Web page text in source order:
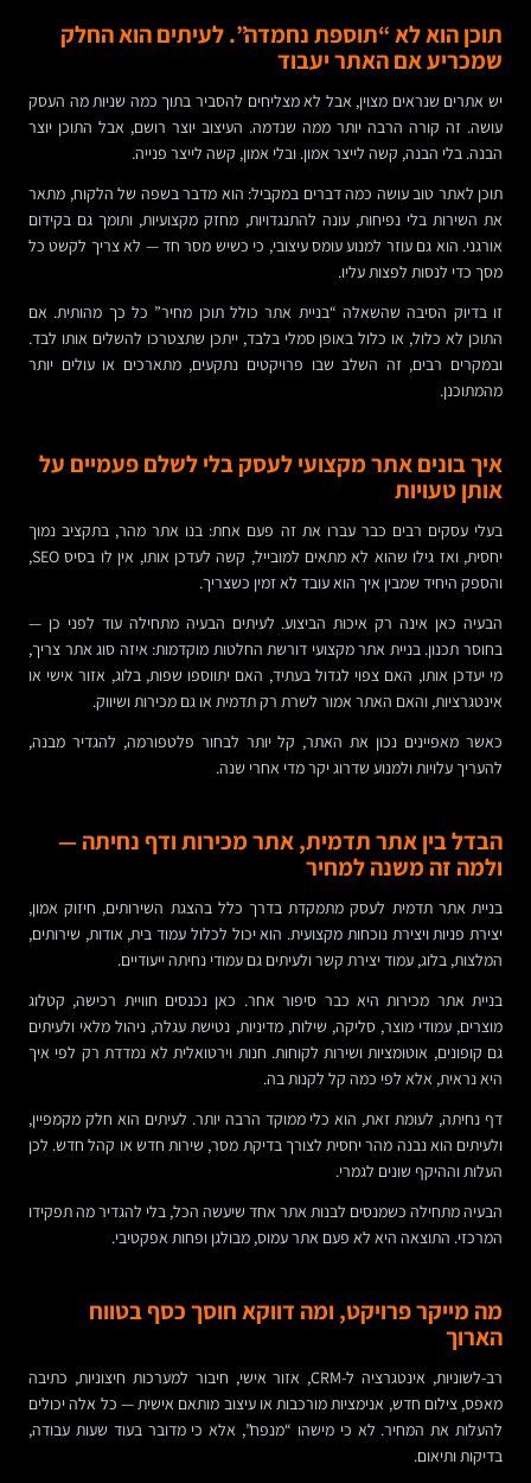
תוכן הוא לא “תוספת נחמדה”. לעיתים הוא החלק
שמכריע אם האתר יעבוד
יש אתרים שנראים מצוין, אבל לא מצליחים להסביר בתוך כמה שניות מה העסק
עושה. זה קורה הרבה יותר ממה שנדמה. העיצוב יוצר רושם, אבל התוכן יוצר
הבנה. בלי הבנה, קשה לייצר אמון. ובלי אמון, קשה לייצר פנייה.
תוכן לאתר טוב עושה כמה דברים במקביל: הוא מדבר בשפה של הלקוח, מתאר
את השירות בלי נפיחות, עונה להתנגדויות, מחזק מקצועיות, ותומך גם בקידום
אורגני. הוא גם עוזר למנוע עומס עיצובי, כי כשיש מסר חד — לא צריך לקשט כל
מסך כדי לנסות לפצות עליו.
זו בדיוק הסיבה שהשאלה “בניית אתר כולל תוכן מחיר” כל כך מהותית. אם
התוכן לא כלול, או כלול באופן סמלי בלבד, ייתכן שתצטרכו להשלים אותו לבד.
ובמקרים רבים, זה השלב שבו פרויקטים נתקעים, מתארכים או עולים יותר
מהמתוכנן.
איך בונים אתר מקצועי לעסק בלי לשלם פעמיים על
אותן טעויות
בעלי עסקים רבים כבר עברו את זה פעם אחת: בנו אתר מהר, בתקציב נמוך
יחסית, ואז גילו שהוא לא מתאים למובייל, קשה לעדכן אותו, אין לו בסיס SEO,
והספק היחיד שמבין איך הוא עובד לא זמין כשצריך.
הבעיה כאן אינה רק איכות הביצוע. לעיתים הבעיה מתחילה עוד לפני כן —
בחוסר תכנון. בניית אתר מקצועי דורשת החלטות מוקדמות: איזה סוג אתר צריך,
מי יעדכן אותו, האם צפוי לגדול בעתיד, האם יתווספו שפות, בלוג, אזור אישי או
אינטגרציות, והאם האתר אמור לשרת רק תדמית או גם מכירות ושיווק.
כאשר מאפיינים נכון את האתר, קל יותר לבחור פלטפורמה, להגדיר מבנה,
להעריך עלויות ולמנוע שדרוג יקר מדי אחרי שנה.
הבדל בין אתר תדמית, אתר מכירות ודף נחיתה —
ולמה זה משנה למחיר
בניית אתר תדמית לעסק מתמקדת בדרך כלל בהצגת השירותים, חיזוק אמון,
יצירת פניות ויצירת נוכחות מקצועית. הוא יכול לכלול עמוד בית, אודות, שירותים,
המלצות, בלוג, עמוד יצירת קשר ולעיתים גם עמודי נחיתה ייעודיים.
בניית אתר מכירות היא כבר סיפור אחר. כאן נכנסים חוויית רכישה, קטלוג
מוצרים, עמודי מוצר, סליקה, שילוח, מדיניות, נטישת עגלה, ניהול מלאי ולעיתים
גם קופונים, אוטומציות ושירות לקוחות. חנות וירטואלית לא נמדדת רק לפי איך
היא נראית, אלא לפי כמה קל לקנות בה.
דף נחיתה, לעומת זאת, הוא כלי ממוקד הרבה יותר. לעיתים הוא חלק מקמפיין,
ולעיתים הוא נבנה מהר יחסית לצורך בדיקת מסר, שירות חדש או קהל חדש. לכן
העלות וההיקף שונים לגמרי.
הבעיה מתחילה כשמנסים לבנות אתר אחד שיעשה הכל, בלי להגדיר מה תפקידו
המרכזי. התוצאה היא לא פעם אתר עמוס, מבולגן ופחות אפקטיבי.
מה מייקר פרויקט, ומה דווקא חוסך כסף בטווח
הארוך
רב-לשוניות, אינטגרציה ל-CRM, אזור אישי, חיבור למערכות חיצוניות, כתיבה
מאפס, צילום חדש, אנימציות מורכבות או עיצוב מותאם אישית — כל אלה יכולים
להעלות את המחיר. לא כי מישהו “מנפח”, אלא כי מדובר בעוד שעות עבודה,
בדיקות ותיאום.